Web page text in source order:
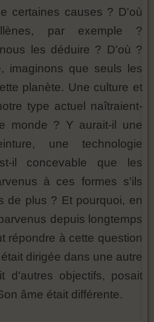
certaines causes ? D'où
par exemple ?
les déduire ? D'où ?
imaginons que seuls les
planète. Une culture et
type actuel naîtraient-
monde ? Y aurait-il une
une technologie
il concevable que les
à ces formes s'ils
de plus ? Et pourquoi, en
depuis longtemps
répondre à cette question
dirigée dans une autre
d'autres objectifs, posait
âme était différente.